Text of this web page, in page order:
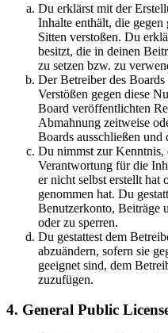
Du erklärst mit der
Inhalte enthält, die gegen
Sitten verstoßen. Du
besitzt, die in deinen
zu setzen bzw. zu
Der Betreiber des
Verstößen gegen diese
Board veröffentlichten
Abmahnung zeitweise
Boards ausschließen
Du nimmst zur Kenntnis,
Verantwortung für die
er nicht selbst erstellt hat
genommen hat. Du
Benutzerkonto, Beiträge
oder zu sperren.
Du gestattest dem
abzuändern, sofern sie
geeignet sind, dem
zuzufügen.
4. General Public